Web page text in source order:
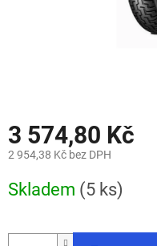
3 574,80 Kč
2 954,38 Kč bez DPH
cena:
Skladem (5 ks)